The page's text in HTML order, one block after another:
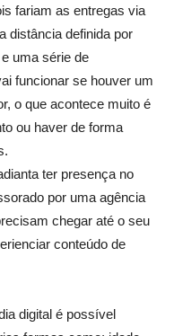
fariam as entregas via
distância definida por
uma série de
funcionar se houver um
o que acontece muito é
ou haver de forma
ter presença no
por uma agência
chegar até o seu
conteúdo de
digital é possível